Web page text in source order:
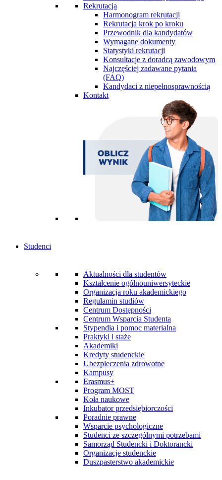
Rekrutacja
Harmonogram rekrutacji
Rekrutacja krok po kroku
Przewodnik dla kandydatów
Wymagane dokumenty
Statystyki rekrutacji
Konsultacje z doradcą zawodowym
Najczęściej zadawane pytania
(FAQ)
Kandydaci z niepełnosprawnością
Kontakt
Studenci
Aktualności dla studentów
Kształcenie ogólnouniwersyteckie
Organizacja roku akademickiego
Regulamin studiów
Centrum Dostępności
Centrum Wsparcia Studenta
Stypendia i pomoc materialna
Praktyki i staże
Akademiki
Kredyty studenckie
Ubezpieczenia zdrowotne
Kampusy
Erasmus+
Program MOST
Koła naukowe
Inkubator przedsiębiorczości
Poradnie prawne
Wsparcie psychologiczne
Studenci ze szczególnymi potrzebami
Samorząd Studencki i Doktorancki
Organizacje studenckie
Duszpasterstwo akademickie